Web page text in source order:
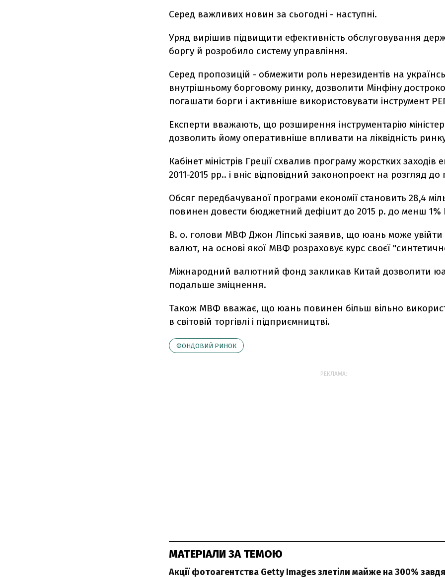
Серед важливих новин за сьогодні - наступні.
Уряд вирішив підвищити ефективність обслуговування
боргу й розробило систему управління.
Серед пропозицій - обмежити роль нерезидентів на
внутрішньому борговому ринку, дозволити Мінфіну
погашати борги і активніше використовувати інструмент
Експерти вважають, що розширення інструментарію
дозволить йому оперативніше впливати на ліквідність
Кабінет міністрів Греції схвалив програму жорстких заходів
2011-2015 рр.. і вніс відповідний законопроект на розгляд
Обсяг передбачуваної програми економії становить 28,4
повинен довести бюджетний дефіцит до 2015 р. до менш 1%
В. о. голови МВФ Джон Ліпські заявив, що юань може увійти
валют, на основі якої МВФ розраховує курс своєї
Міжнародний валютний фонд закликав Китай дозволити
подальше зміцнення.
Також МВФ вважає, що юань повинен більш вільно
в світовій торгівлі і підприємництві.
ФОНДОВИЙ РИНОК
РЕКЛАМА:
МАТЕРІАЛИ ЗА ТЕМОЮ
Акції фотоагентства Getty Images злетіли майже на 300%